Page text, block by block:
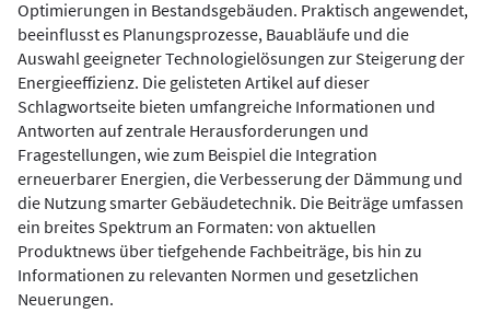
Optimierungen in Bestandsgebäuden. Praktisch angewendet,
beeinflusst es Planungsprozesse, Bauabläufe und die
Auswahl geeigneter Technologielösungen zur Steigerung der
Energieeffizienz. Die gelisteten Artikel auf dieser
Schlagwortseite bieten umfangreiche Informationen und
Antworten auf zentrale Herausforderungen und
Fragestellungen, wie zum Beispiel die Integration
erneuerbarer Energien, die Verbesserung der Dämmung und
die Nutzung smarter Gebäudetechnik. Die Beiträge umfassen
ein breites Spektrum an Formaten: von aktuellen
Produktnews über tiefgehende Fachbeiträge, bis hin zu
Informationen zu relevanten Normen und gesetzlichen
Neuerungen.